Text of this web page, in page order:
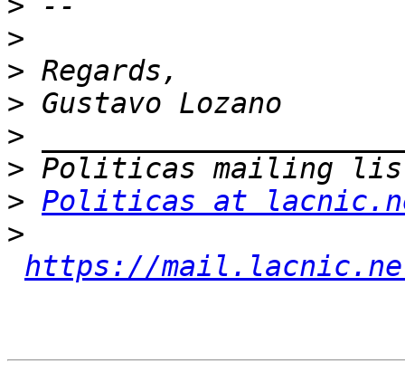
>
>
>
>
>
> Politicas at
>
https://